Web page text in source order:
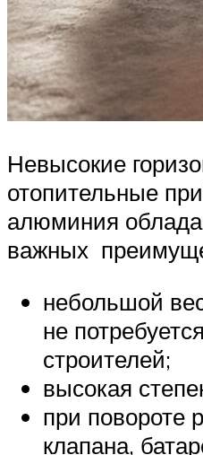
Невысокие
отопительные
алюминия
важных
небольшой
не
строителей;
высокая
при повороте
клапана,